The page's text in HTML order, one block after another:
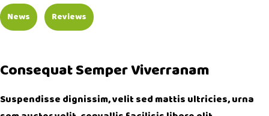
News Reviews
Consequat Semper Viverranam
Suspendisse dignissim, velit sed mattis ultricies, urna